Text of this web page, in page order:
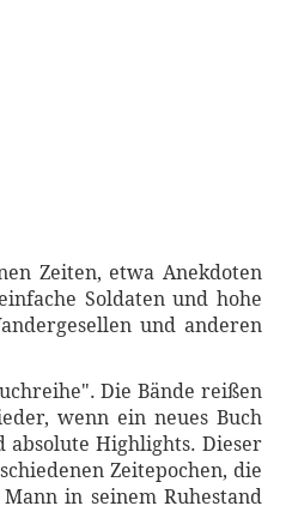
Zeiten, etwa Anekdoten
Soldaten und hohe
und anderen
Die Bände reißen
wenn ein neues Buch
absolute Highlights. Dieser
Zeitepochen, die
in seinem Ruhestand